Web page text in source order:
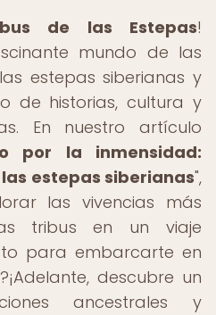
de las Estepas!
mundo de las
estepas siberianas y
de historias, cultura y
En nuestro artículo
por la inmensidad:
estepas siberianas",
las vivencias más
tribus en un viaje
para embarcarte en
descubre un
ancestrales y